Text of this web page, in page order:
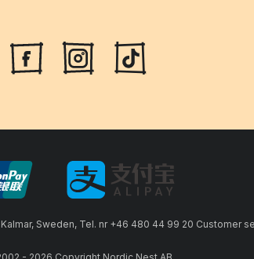
Sweden, Tel. nr +46 480 44 99 20 Customer